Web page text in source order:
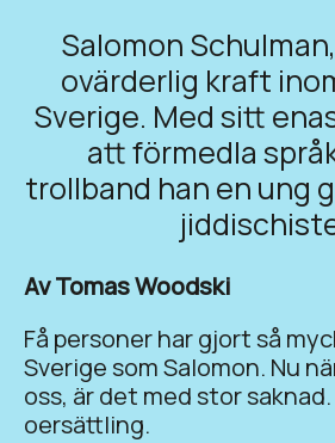
Salomon
ovärderlig kraft
Sverige. Med sitt
att förmedla
trollband han en ung
Av Tomas Woodski
Få personer har gjort så
Sverige som Salomon. Nu
oss, är det med stor saknad.
oersättling.